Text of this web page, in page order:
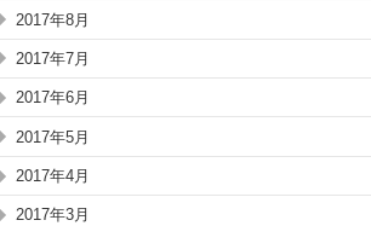
2017年8月
2017年7月
2017年6月
2017年5月
2017年4月
2017年3月